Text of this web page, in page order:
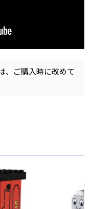
、ご購入時に改めて